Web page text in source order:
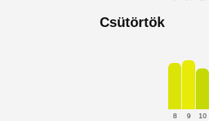
Csütörtök
8 9 10